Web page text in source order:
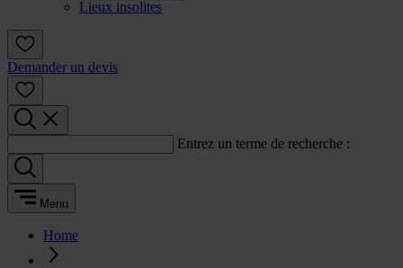
Lieux insolites
Demander un devis
Entrez un terme de recherche :
Menu
Home